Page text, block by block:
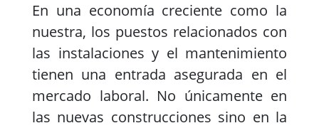
En una economía creciente como la
nuestra, los puestos relacionados con
las instalaciones y el mantenimiento
tienen una entrada asegurada en el
mercado laboral. No únicamente en
las nuevas construcciones sino en la